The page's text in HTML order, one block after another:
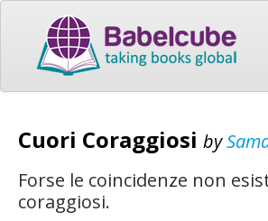
Cuori Coraggiosi by
Forse le coincidenze non
coraggiosi.